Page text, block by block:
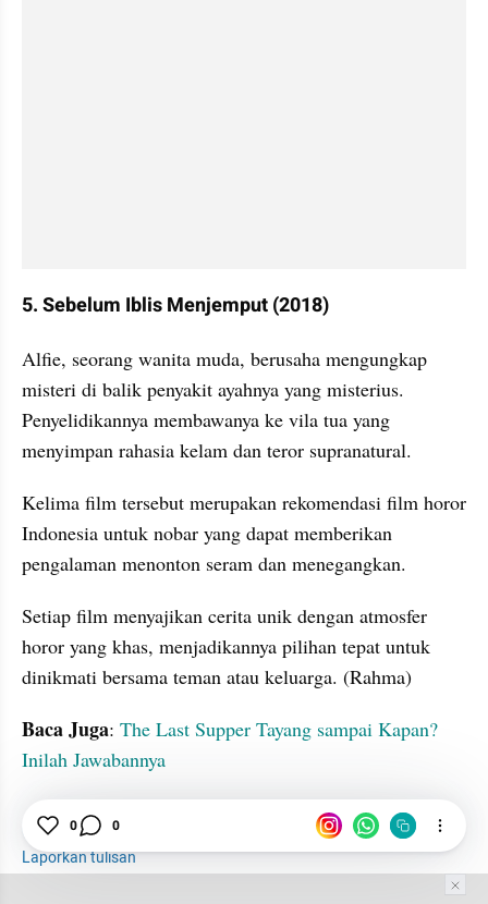
5. Sebelum Iblis Menjemput (2018)
Alfie, seorang wanita muda, berusaha mengungkap
misteri di balik penyakit ayahnya yang misterius.
Penyelidikannya membawanya ke vila tua yang
menyimpan rahasia kelam dan teror supranatural.
Kelima film tersebut merupakan rekomendasi film horor
Indonesia untuk nobar yang dapat memberikan
pengalaman menonton seram dan menegangkan.
Setiap film menyajikan cerita unik dengan atmosfer
horor yang khas, menjadikannya pilihan tepat untuk
dinikmati bersama teman atau keluarga. (Rahma)
Baca Juga: The Last Supper Tayang sampai Kapan?
Inilah Jawabannya
Rekomendasi
Laporkan tulisan
0 0